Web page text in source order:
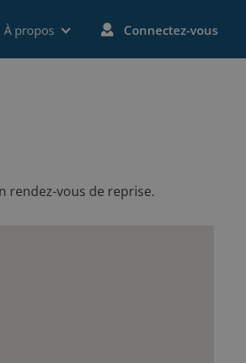
À propos Connectez-vous
rendez-vous de reprise.